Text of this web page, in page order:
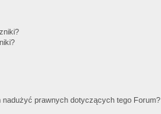
prawnych dotyczących tego Forum?